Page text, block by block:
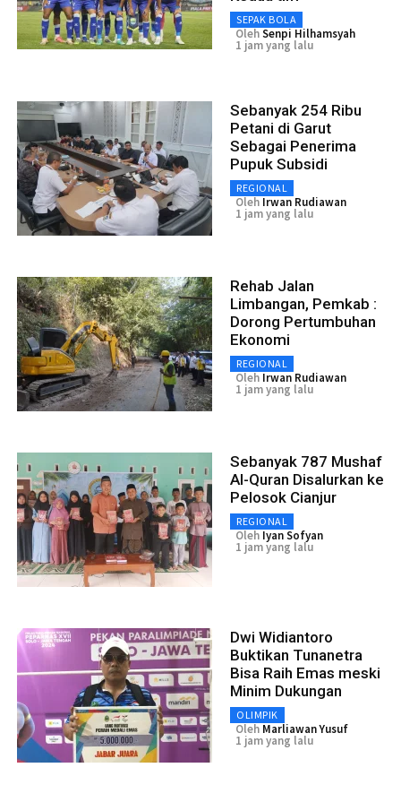
SEPAK BOLA
OlehSenpi Hilhamsyah
1 jam yang lalu
Sebanyak 254 Ribu
Petani di Garut
Sebagai Penerima
Pupuk Subsidi
REGIONAL
Oleh Irwan Rudiawan
1 jam yang lalu
Rehab Jalan
Limbangan, Pemkab :
Dorong Pertumbuhan
Ekonomi
REGIONAL
Oleh Irwan Rudiawan
1 jam yang lalu
Sebanyak 787 Mushaf
Al-Quran Disalurkan ke
Pelosok Cianjur
REGIONAL
Oleh Iyan Sofyan
1 jam yang lalu
Dwi Widiantoro
Buktikan Tunanetra
Bisa Raih Emas meski
Minim Dukungan
OLIMPIK
Oleh Marliawan Yusuf
1 jam yang lalu